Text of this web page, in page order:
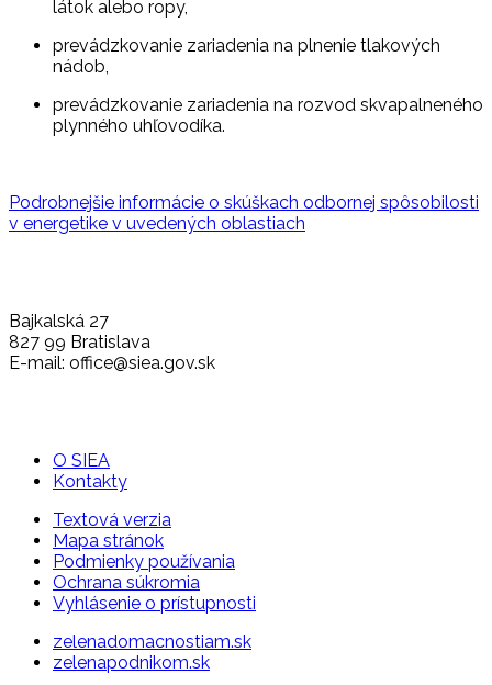
látok alebo ropy,
prevádzkovanie zariadenia na plnenie tlakových
nádob,
prevádzkovanie zariadenia na rozvod skvapalneného
plynného uhľovodíka.
Podrobnejšie informácie o skúškach odbornej spôsobilosti
v energetike v uvedených oblastiach
Bajkalská 27
827 99 Bratislava
E-mail: office@siea.gov.sk
O SIEA
Kontakty
Textová verzia
Mapa stránok
Podmienky používania
Ochrana súkromia
Vyhlásenie o prístupnosti
zelenadomacnostiam.sk
zelenapodnikom.sk